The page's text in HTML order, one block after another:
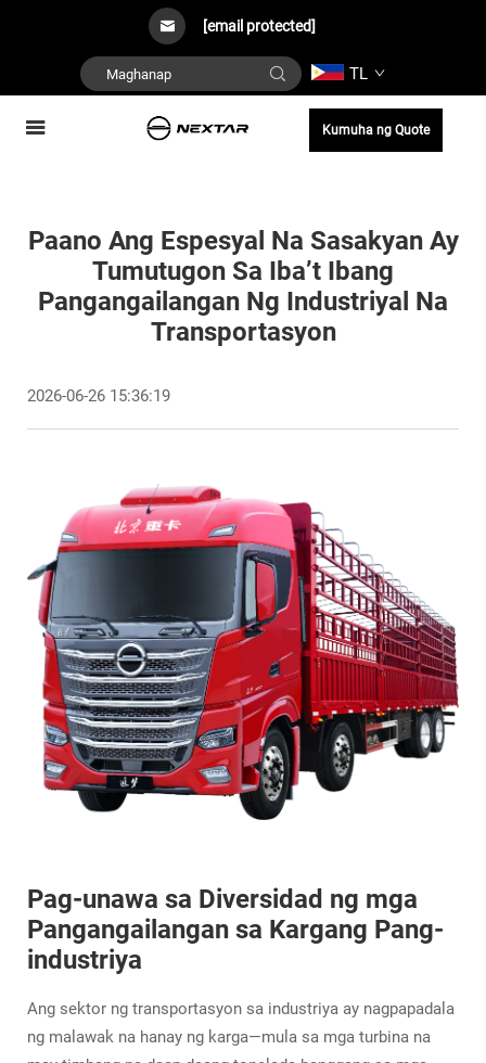
[email protected]
TL
Kumuha ng Quote
Paano Ang Espesyal Na Sasakyan Ay
Tumutugon Sa Iba’t Ibang
Pangangailangan Ng Industriyal Na
Transportasyon
2026-06-26 15:36:19
Pag-unawa sa Diversidad ng mga
Pangangailangan sa Kargang Pang-
industriya
Ang sektor ng transportasyon sa industriya ay nagpapadala
ng malawak na hanay ng karga—mula sa mga turbina na